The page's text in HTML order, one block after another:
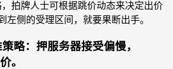
，拍牌人士可根据跳价动态来决定出价
左侧的受理区间，就要果断出手。
略：押服务器接受偏慢，
。